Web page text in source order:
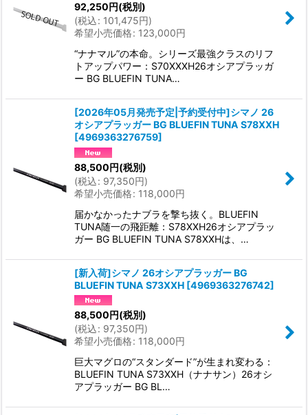
92,250円(税別)
(税込: 101,475円)
希望小売価格: 123,000円
“ナナマル”の本命。シリーズ最強クラスのリフ
トアップパワー：S70XXXH26オシアプラッガ
ー BG BLUEFIN TUNA…
[2026年05月発売予定|予約受付中]シマノ 26
オシアプラッガー BG BLUEFIN TUNA S78XXH
[4969363276759]
88,500円(税別)
(税込: 97,350円)
希望小売価格: 118,000円
届かなかったナブラを撃ち抜く。BLUEFIN
TUNA随一の飛距離：S78XXH26オシアプラッ
ガー BG BLUEFIN TUNA S78XXHは、…
[新入荷]シマノ 26オシアプラッガー BG
BLUEFIN TUNA S73XXH [4969363276742]
88,500円(税別)
(税込: 97,350円)
希望小売価格: 118,000円
巨大マグロの“スタンダード”が生まれ変わる：
BLUEFIN TUNA S73XXH（ナナサン）26オシ
アプラッガー BG BL…